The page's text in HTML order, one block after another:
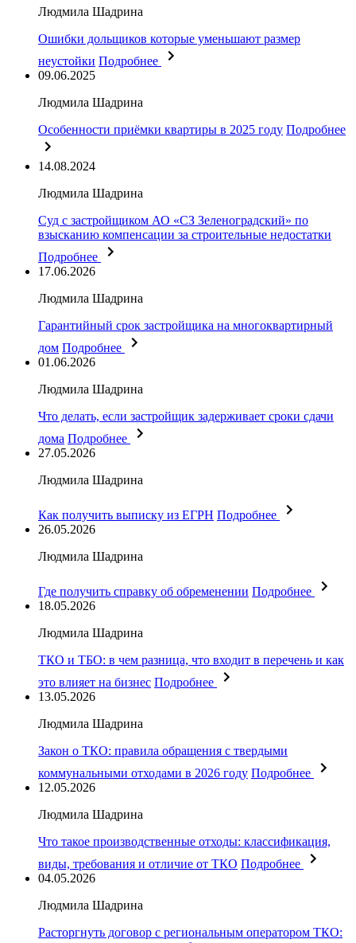
Людмила Шадрина
Ошибки дольщиков которые уменьшают размер
неустойки Подробнее
09.06.2025
Людмила Шадрина
Особенности приёмки квартиры в 2025 году Подробнее
14.08.2024
Людмила Шадрина
Суд с застройщиком АО «СЗ Зеленоградский» по
взысканию компенсации за строительные недостатки
Подробнее
17.06.2026
Людмила Шадрина
Гарантийный срок застройщика на многоквартирный
дом Подробнее
01.06.2026
Людмила Шадрина
Что делать, если застройщик задерживает сроки сдачи
дома Подробнее
27.05.2026
Людмила Шадрина
Как получить выписку из ЕГРН Подробнее
26.05.2026
Людмила Шадрина
Где получить справку об обременении Подробнее
18.05.2026
Людмила Шадрина
ТКО и ТБО: в чем разница, что входит в перечень и как
это влияет на бизнес Подробнее
13.05.2026
Людмила Шадрина
Закон о ТКО: правила обращения с твердыми
коммунальными отходами в 2026 году Подробнее
12.05.2026
Людмила Шадрина
Что такое производственные отходы: классификация,
виды, требования и отличие от ТКО Подробнее
04.05.2026
Людмила Шадрина
Расторгнуть договор с региональным оператором ТКО: